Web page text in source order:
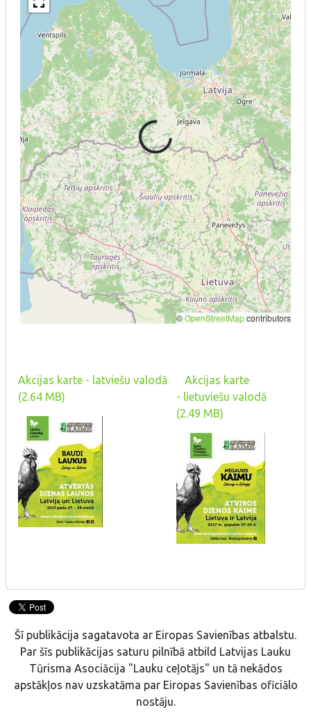
Akcijas karte - latviešu valodā
(2.64 MB)
Akcijas karte
- lietuviešu valodā
(2.49 MB)
Šī publikācija sagatavota ar Eiropas Savienības atbalstu.
Par šīs publikācijas saturu pilnībā atbild Latvijas Lauku
Tūrisma Asociācija "Lauku ceļotājs" un tā nekādos
apstākļos nav uzskatāma par Eiropas Savienības oficiālo
nostāju.